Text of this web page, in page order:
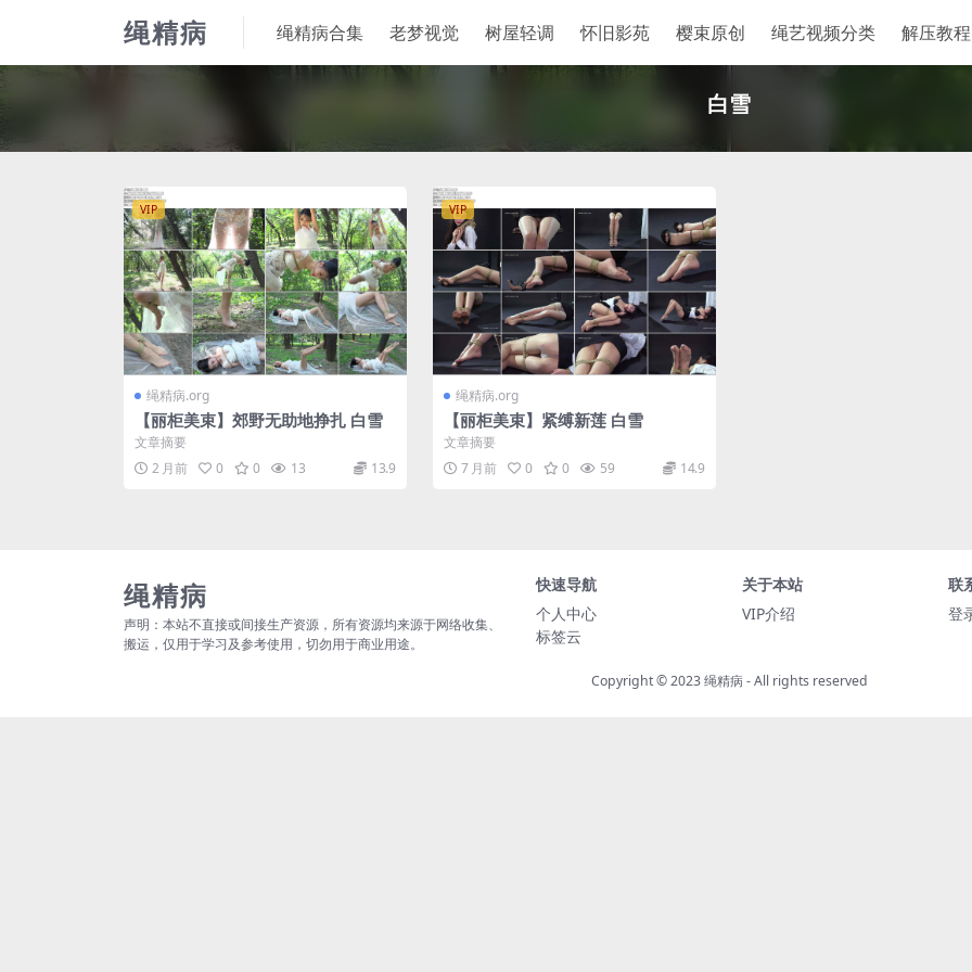
绳精病 绳精病合集 老梦视觉 树屋轻调 怀旧影苑 樱束原创 绳艺视频分类 解压教程
白雪
VIP
绳精病.org
【丽柜美束】郊野无助地挣扎 白雪
文章摘要
2 月前
0 0 13 13.9
VIP
绳精病.org
【丽柜美束】紧缚新莲 白雪
文章摘要
7 月前
0 0 59 14.9
绳精病
声明：本站不直接或间接生产资源，所有资源均来源于网络收集、
搬运，仅用于学习及参考使用，切勿用于商业用途。
快速导航
个人中心
标签云
关于本站
VIP介绍
联
登
Copyright © 2023绳精病- All rights reserved